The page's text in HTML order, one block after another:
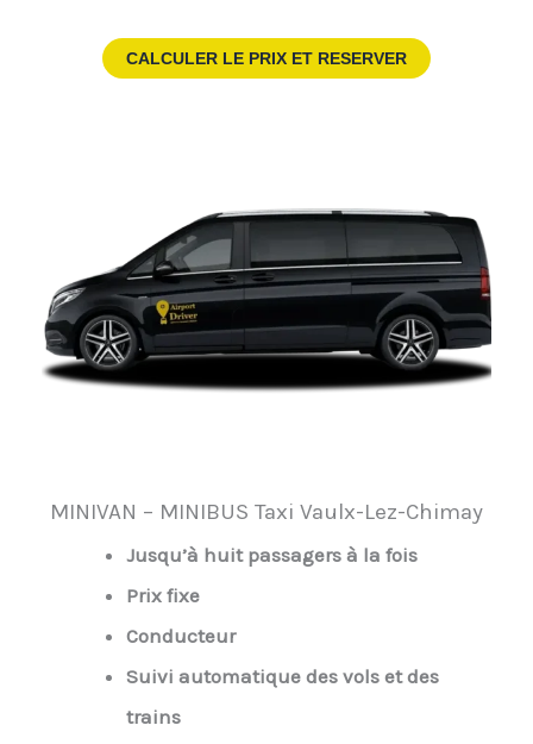
CALCULER LE PRIX ET RESERVER
MINIVAN – MINIBUS Taxi Vaulx-Lez-Chimay
Jusqu’à huit passagers à la fois
Prix fixe
Conducteur
Suivi automatique des vols et des
trains